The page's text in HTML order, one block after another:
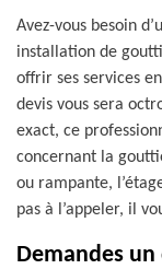
Avez-vous besoin
installation de
offrir ses services
devis vous sera
exact, ce
concernant la
ou rampante,
pas à l’appeler, il
Demandes un